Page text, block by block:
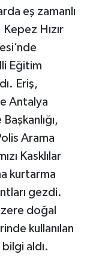
eş zamanlı
Hızır
Eğitim
Eriş,
Antalya
Arama
Kasklılar
kurtarma
gezdi.
doğal
kullanılan
aldı.